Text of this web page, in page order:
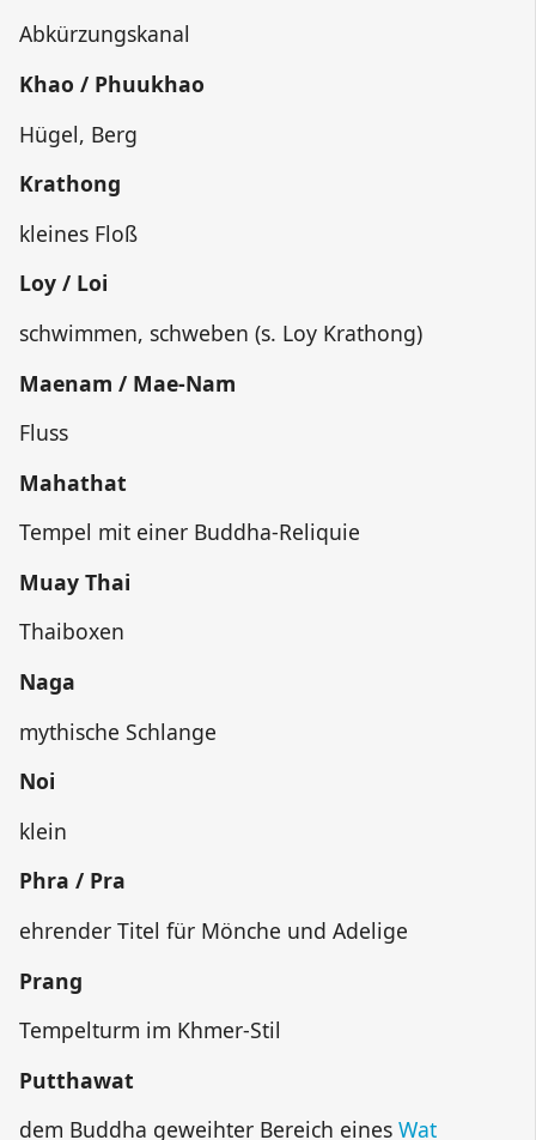
Abkürzungskanal
Khao / Phuukhao
Hügel, Berg
Krathong
kleines Floß
Loy / Loi
schwimmen, schweben (s. Loy Krathong)
Maenam / Mae-Nam
Fluss
Mahathat
Tempel mit einer Buddha-Reliquie
Muay Thai
Thaiboxen
Naga
mythische Schlange
Noi
klein
Phra / Pra
ehrender Titel für Mönche und Adelige
Prang
Tempelturm im Khmer-Stil
Putthawat
dem Buddha geweihter Bereich eines Wat